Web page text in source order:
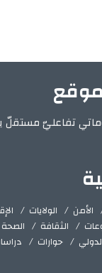
تفاعليّ مستقلّ
الأمن الولايات
الثقافة الصحة
حوارات